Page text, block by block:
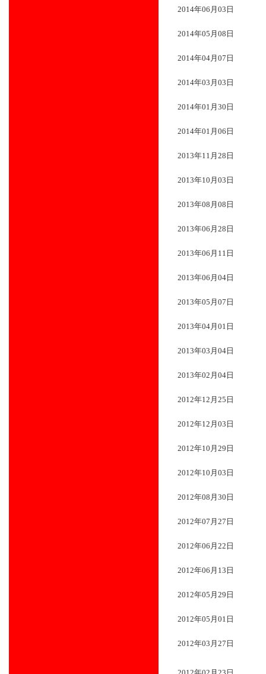
2014年06月03日
2014年05月08日
2014年04月07日
2014年03月03日
2014年01月30日
2014年01月06日
2013年11月28日
2013年10月03日
2013年08月08日
2013年06月28日
2013年06月11日
2013年06月04日
2013年05月07日
2013年04月01日
2013年03月04日
2013年02月04日
2012年12月25日
2012年12月03日
2012年10月29日
2012年10月03日
2012年08月30日
2012年07月27日
2012年06月22日
2012年06月13日
2012年05月29日
2012年05月01日
2012年03月27日